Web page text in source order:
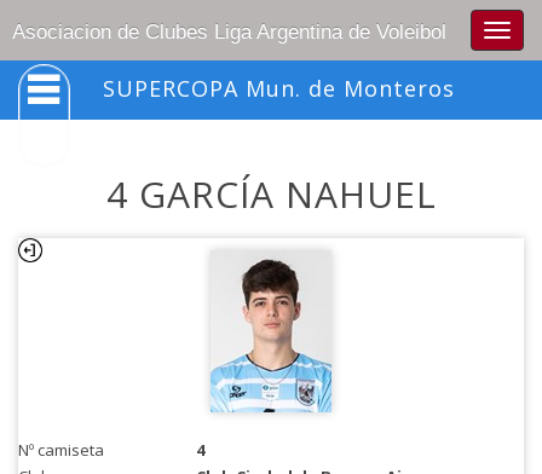
Asociacion de Clubes Liga Argentina de Voleibol
SUPERCOPA Mun. de Monteros
4 GARCÍA NAHUEL
Nº camiseta
4